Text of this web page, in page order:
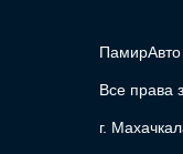
Все права
г.